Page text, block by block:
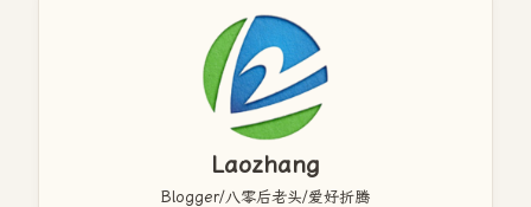
Laozhang
Blogger/八零后老头/爱好折腾